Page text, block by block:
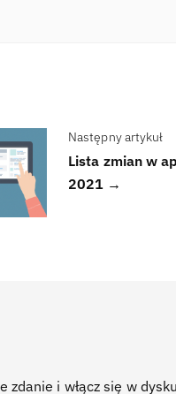
Następny artykuł
Lista zmian w
2021 →
i włącz się w